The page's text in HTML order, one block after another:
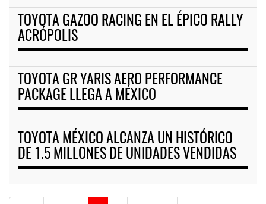
TOYOTA GAZOO RACING EN EL ÉPICO RALLY
ACRÓPOLIS
TOYOTA GR YARIS AERO PERFORMANCE
PACKAGE LLEGA A MÉXICO
TOYOTA MÉXICO ALCANZA UN HISTÓRICO
DE 1.5 MILLONES DE UNIDADES VENDIDAS